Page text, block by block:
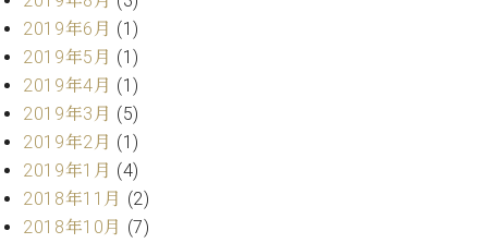
W.
ホ
フ
マ
ン
プ
ロ
フ
内
(PDF)
お
問
い
合
わ
せ
2019年6月 (1)
2019年5月 (1)
2019年4月 (1)
2019年3月 (5)
2019年2月 (1)
2019年1月 (4)
2018年11月 (2)
2018年10月 (7)